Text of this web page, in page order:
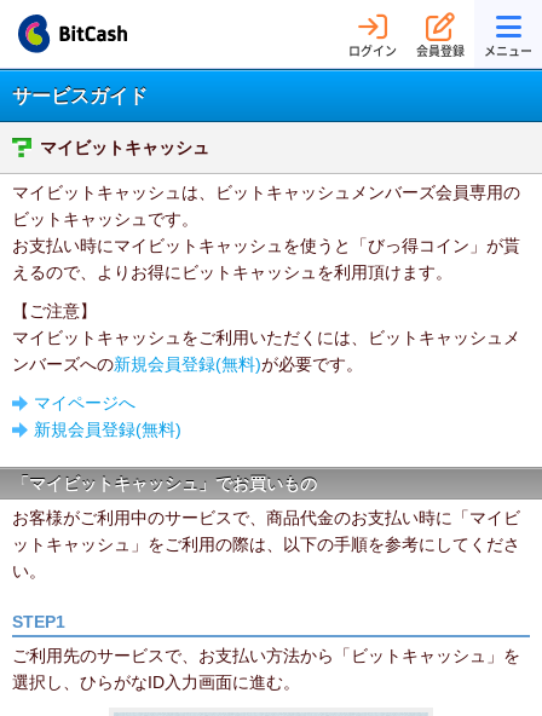
ログイン 会員登録 メニュー
サービスガイド
マイビットキャッシュ
マイビットキャッシュは、ビットキャッシュメンバーズ会員専用の
ビットキャッシュです。
お支払い時にマイビットキャッシュを使うと「びっ得コイン」が貰
えるので、よりお得にビットキャッシュを利用頂けます。
【ご注意】
マイビットキャッシュをご利用いただくには、ビットキャッシュメ
ンバーズへの新規会員登録(無料)が必要です。
マイページへ
新規会員登録(無料)
「マイビットキャッシュ」でお買いもの
お客様がご利用中のサービスで、商品代金のお支払い時に「マイビ
ットキャッシュ」をご利用の際は、以下の手順を参考にしてくださ
い。
STEP1
ご利用先のサービスで、お支払い方法から「ビットキャッシュ」を
選択し、ひらがなID入力画面に進む。